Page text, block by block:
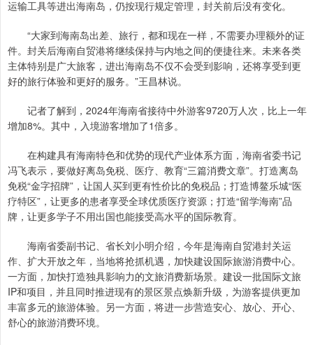
运输工具等进出海南岛，仍按现行规定管理，封关前后没有变化。
“大家到海南岛出差、旅行，都和现在一样，不需要办理额外的证
件。封关后海南自贸港将继续保持与内地之间的便捷往来。未来各类
主体特别是广大旅客，进出海南岛不仅不会受到影响，还将享受到更
好的旅行体验和更好的服务。”王昌林说。
记者了解到，2024年海南省接待中外游客9720万人次，比上一年
增加8%。其中，入境游客增加了1倍多。
在构建具有海南特色和优势的现代产业体系方面，海南省委书记
冯飞表示，要做好离岛免税、医疗、教育“三篇消费文章”。打造离岛
免税“金字招牌”，让国人买到更有性价比的免税品；打造博鳌乐城“医
疗特区”，让更多的患者享受全球优质医疗资源；打造“留学海南”品
牌，让更多学子不用出国也能接受高水平的国际教育。
海南省委副书记、省长刘小明介绍，今年是海南自贸港封关运
作、扩大开放之年，当地将抢抓机遇，加快建设国际旅游消费中心。
一方面，加快打造独具影响力的文旅消费新场景。建设一批国际文旅
IP和项目，并且同时推进现有的景区景点焕新升级，为游客提供更加
丰富多元的旅游体验。另一方面，将进一步营造安心、放心、开心、
舒心的旅游消费环境。